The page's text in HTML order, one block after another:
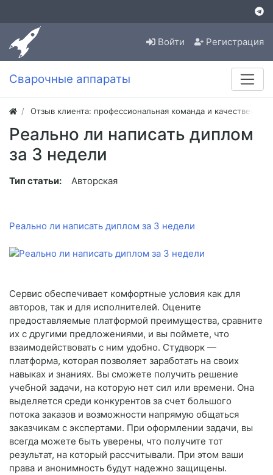
Войти Регистрация
Сварочные аппараты
Отзыв клиента: профессиональная команда и
Реально ли написать диплом
за 3 недели
Тип статьи: Авторская
Реально ли написать диплом за 3 недели
Сервис обеспечивает комфортные условия как для
авторов, так и для исполнителей. Оцените
предоставляемые платформой преимущества, сравните
их с другими предложениями, и вы поймете, что
взаимодействовать с ним удобно. Студворк —
платформа, которая позволяет заработать на своих
навыках и знаниях. Вы сможете получить решение
учебной задачи, на которую нет сил или времени. Она
выделяется среди конкурентов за счет большого
потока заказов и возможности напрямую общаться
заказчикам с экспертами. При оформлении задачи, вы
всегда можете быть уверены, что получите тот
результат, на который рассчитывали. При этом ваши
права и анонимность будут надежно защищены.